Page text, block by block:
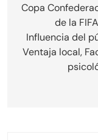
navigation
Copa
de la
Influencia del
Ventaja local,